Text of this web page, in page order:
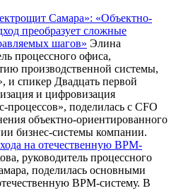
Самара»: «Объектно-
преобразует сложные
шагов» Элина
процессного офиса,
производственной системы,
и спикер Двадцать первой
и цифровизация
процессов», поделилась с CFO
объектно-ориентированного
бизнес-системы компании.
на отечественную BPM-
руководитель процессного
поделилась основными
BPM-систему. В